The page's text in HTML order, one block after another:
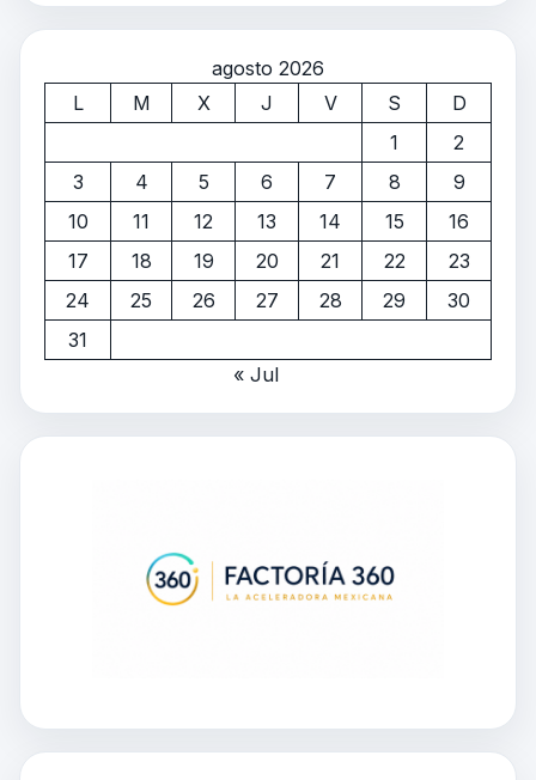
agosto 2026
L
M X J V S
D
1
2
3
4 5 6 7 8
9
10
11 12 13 14 15
16
17
18 19 20 21 22
23
24
25 26 27 28 29
30
31
« Jul